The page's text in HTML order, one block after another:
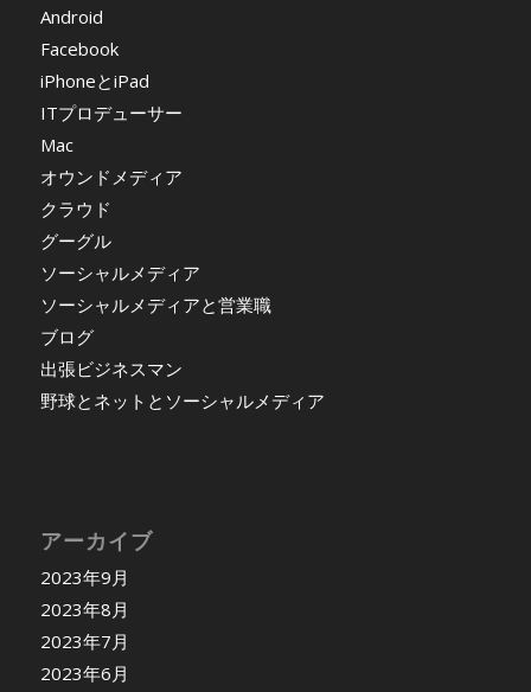
Android
Facebook
iPhoneとiPad
ITプロデューサー
Mac
オウンドメディア
クラウド
グーグル
ソーシャルメディア
ソーシャルメディアと営業職
ブログ
出張ビジネスマン
野球とネットとソーシャルメディア
アーカイブ
2023年9月
2023年8月
2023年7月
2023年6月